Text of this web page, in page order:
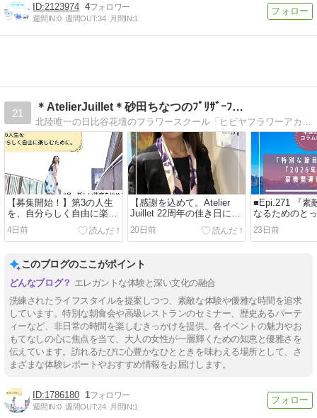
2123974 4
週間IN:0 週間OUT:34 月間IN:1
21
＊AtelierJuillet＊砂田ちなつのﾌﾟﾘｻﾞｰﾌ…
【募集開始！】第3の人生
を、自分らしく自由に楽し
むための教養とAI活用5日
間のオンライン講座
4日前
【感謝を込めて。Atelier
Juillet 22周年の佳き日に、
私の「カクゴ」をお届けし
ます】
20日前
■Epi.271 『素
なるためのと
訣』 7月19日
に迎える「
強開運日」 編
23日前
このブログのここがポイント
エレガントな体験と深い文化の融合
洗練されたライフスタイルを提案しつつ、素敵な体験や優雅な時間を追求
しています。特別な朝食会や高級レストランのセミナー、歴史あるパーテ
ィーなど、非日常の時間を楽しむきっかけを提供。各イベントの魅力やお
もてなしの心に焦点を当て、大人の女性が一層輝くための知恵と優雅さを
伝えています。訪れるたびに心豊かなひとときを味わえる場所として、さ
まざまな体験レポートやおすすめ情報をお届けします。
1786180 1
週間IN:0 週間OUT:24 月間IN:1